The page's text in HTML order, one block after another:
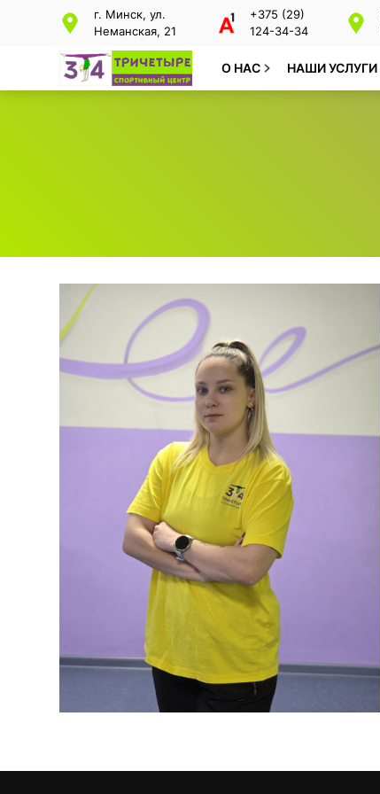
г. Минск, ул.
Неманская, 21
+375 (29)
124-34-34
О НАС НАШИ УСЛУГИ